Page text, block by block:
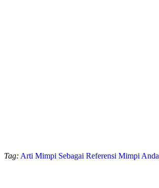
Tag: Arti Mimpi Sebagai Referensi Mimpi Anda